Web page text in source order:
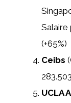
Salaire
(+65%)
Ceibs
UCLA